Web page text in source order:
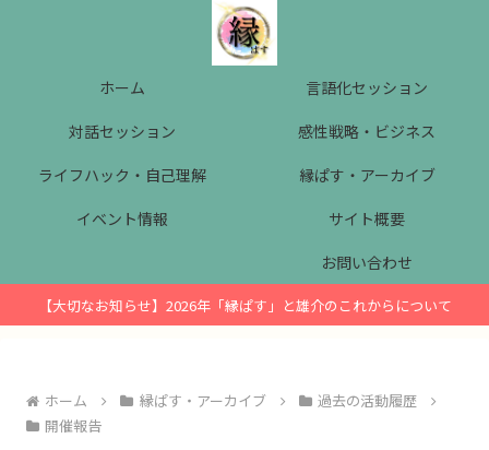
ホーム
言語化セッション
対話セッション
感性戦略・ビジネス
ライフハック・自己理解
縁ぱす・アーカイブ
イベント情報
サイト概要
お問い合わせ
【大切なお知らせ】2026年「縁ぱす」と雄介のこれからについて
ホーム 縁ぱす・アーカイブ
過去の活動履歴
開催報告